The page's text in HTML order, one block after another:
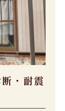
・耐震